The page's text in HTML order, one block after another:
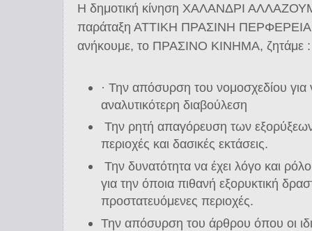
Η δημοτική κίνηση ΧΑΛΑΝΔΡΙ
παράταξη ΑΤΤΙΚΗ ΠΡΑΣΙΝΗ ΠΕΡΦΕΡΕΙΑ
ανήκουμε, το ΠΡΑΣΙΝΟ ΚΙΝΗΜΑ, ζητάμε :
· Την απόσυρση του νομοσχεδίου για
αναλυτικότερη διαβούλεση
Την ρητή απαγόρευση των
περιοχές και δασικές εκτάσεις.
Την δυνατότητα να έχει λόγο και
για την όποια πιθανή εξορυκτική
προστατευόμενες περιοχές.
Την απόσυρση του άρθρου όπου οι